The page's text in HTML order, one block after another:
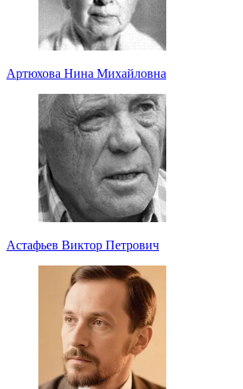
Артюхова Нина Михайловна
Астафьев Виктор Петрович